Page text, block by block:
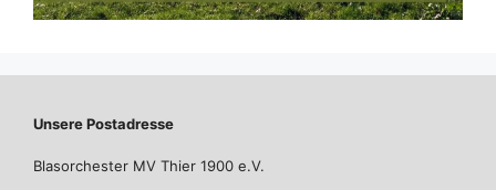
Unsere Postadresse
Blasorchester MV Thier 1900 e.V.